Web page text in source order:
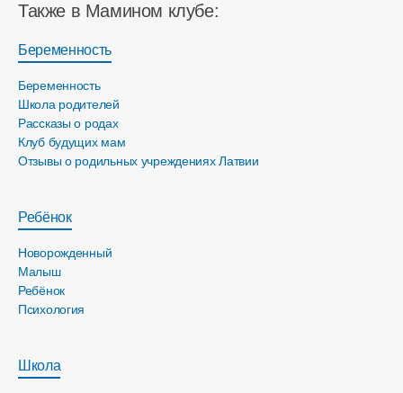
Также в Мамином клубе:
Беременность
Беременность
Школа родителей
Рассказы о родах
Клуб будущих мам
Отзывы о родильных учреждениях Латвии
Ребёнок
Новорожденный
Малыш
Ребёнок
Психология
Школа